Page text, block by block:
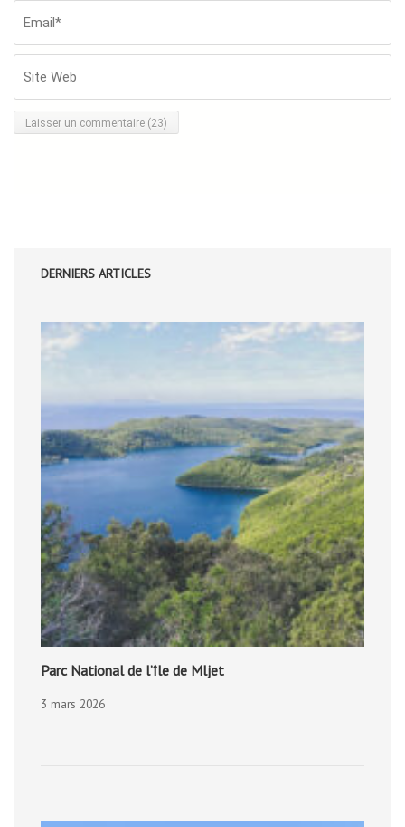
DERNIERS ARTICLES
Parc National de l’île de Mljet
3 mars 2026